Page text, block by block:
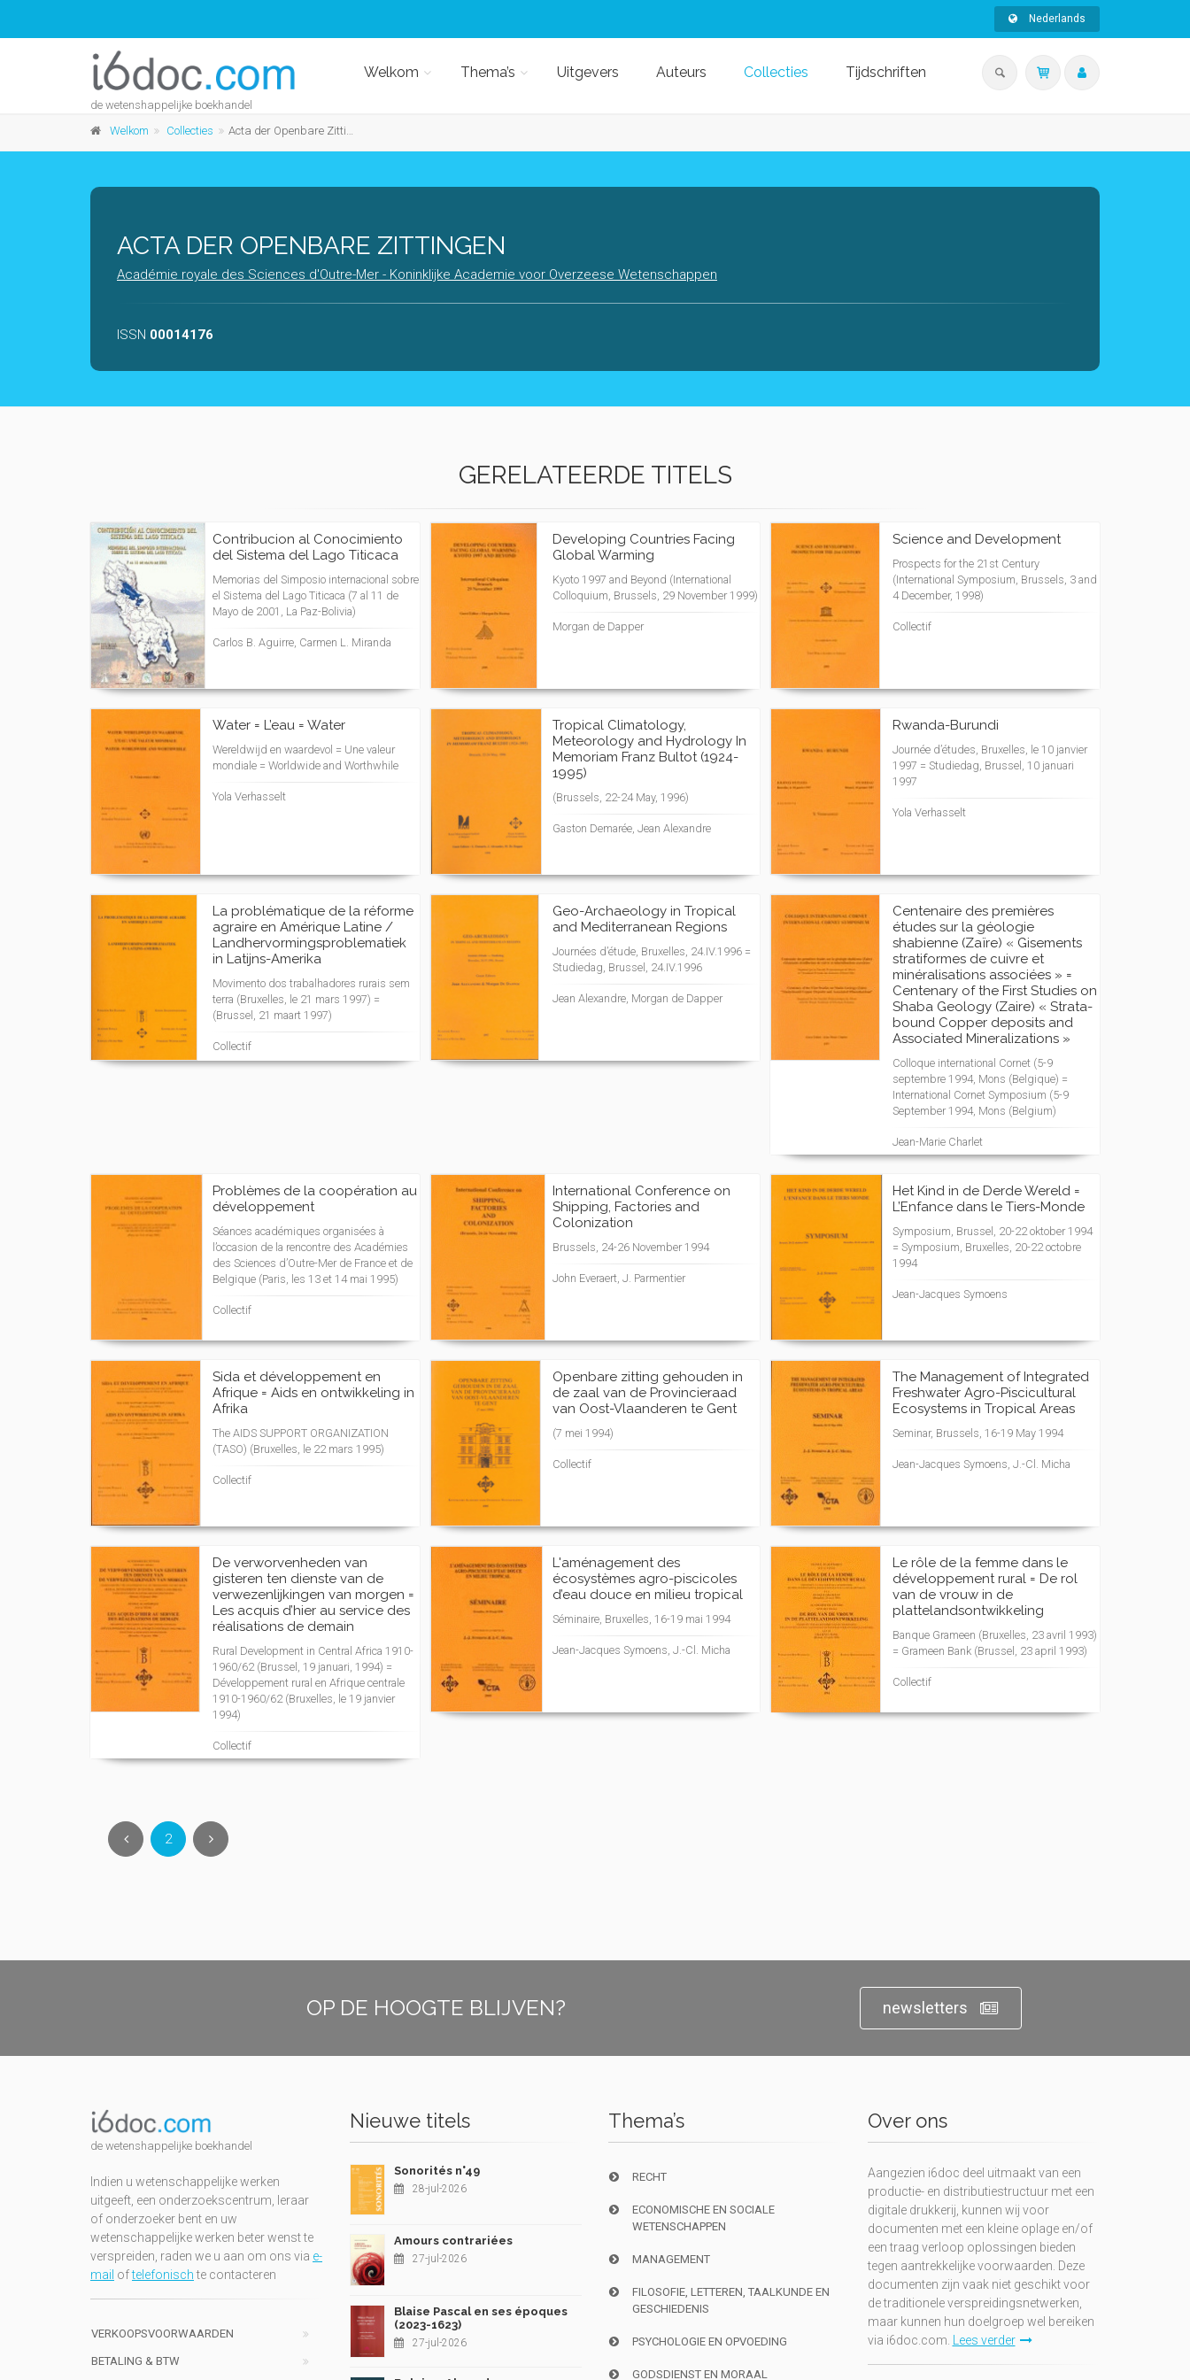
Nederlands
de wetenshappelijke boekhandel
Welkom Thema’s Uitgevers Auteurs Collecties Tijdschriften
Welkom Collecties Acta der Openbare Zittingen
ACTA DER OPENBARE ZITTINGEN
Académie royale des Sciences d'Outre-Mer - Koninklijke Academie voor Overzeese Wetenschappen
ISSN 00014176
GERELATEERDE TITELS
Contribucion al Conocimiento
del Sistema del Lago Titicaca
Memorias del Simposio internacional sobre
el Sistema del Lago Titicaca (7 al 11 de
Mayo de 2001, La Paz-Bolivia)
Carlos B. Aguirre, Carmen L. Miranda
Developing Countries Facing
Global Warming
Kyoto 1997 and Beyond (International
Colloquium, Brussels, 29 November 1999)
Morgan de Dapper
Science and Development
Prospects for the 21st Century
(International Symposium, Brussels, 3 and
4 December, 1998)
Collectif
Water = L’eau = Water
Wereldwijd en waardevol = Une valeur
mondiale = Worldwide and Worthwhile
Yola Verhasselt
Tropical Climatology,
Meteorology and Hydrology In
Memoriam Franz Bultot (1924-
1995)
(Brussels, 22-24 May, 1996)
Gaston Demarée, Jean Alexandre
Rwanda-Burundi
Journée d’études, Bruxelles, le 10 janvier
1997 = Studiedag, Brussel, 10 januari
1997
Yola Verhasselt
La problématique de la réforme
agraire en Amérique Latine /
Landhervormingsproblematiek
in Latijns-Amerika
Movimento dos trabalhadores rurais sem
terra (Bruxelles, le 21 mars 1997) =
(Brussel, 21 maart 1997)
Collectif
Geo-Archaeology in Tropical
and Mediterranean Regions
Journées d’étude, Bruxelles, 24.IV.1996 =
Studiedag, Brussel, 24.IV.1996
Jean Alexandre, Morgan de Dapper
Centenaire des premières
études sur la géologie
shabienne (Zaïre) « Gisements
stratiformes de cuivre et
minéralisations associées » =
Centenary of the First Studies on
Shaba Geology (Zaire) « Strata-
bound Copper deposits and
Associated Mineralizations »
Colloque international Cornet (5-9
septembre 1994, Mons (Belgique) =
International Cornet Symposium (5-9
September 1994, Mons (Belgium)
Jean-Marie Charlet
Problèmes de la coopération au
développement
Séances académiques organisées à
l’occasion de la rencontre des Académies
des Sciences d’Outre-Mer de France et de
Belgique (Paris, les 13 et 14 mai 1995)
Collectif
International Conference on
Shipping, Factories and
Colonization
Brussels, 24-26 November 1994
John Everaert, J. Parmentier
Het Kind in de Derde Wereld =
L’Enfance dans le Tiers-Monde
Symposium, Brussel, 20-22 oktober 1994
= Symposium, Bruxelles, 20-22 octobre
1994
Jean-Jacques Symoens
Sida et développement en
Afrique = Aids en ontwikkeling in
Afrika
The AIDS SUPPORT ORGANIZATION
(TASO) (Bruxelles, le 22 mars 1995)
Collectif
Openbare zitting gehouden in
de zaal van de Provincieraad
van Oost-Vlaanderen te Gent
(7 mei 1994)
Collectif
The Management of Integrated
Freshwater Agro-Piscicultural
Ecosystems in Tropical Areas
Seminar, Brussels, 16-19 May 1994
Jean-Jacques Symoens, J.-Cl. Micha
De verworvenheden van
gisteren ten dienste van de
verwezenlijkingen van morgen =
Les acquis d’hier au service des
réalisations de demain
Rural Development in Central Africa 1910-
1960/62 (Brussel, 19 januari, 1994) =
Développement rural en Afrique centrale
1910-1960/62 (Bruxelles, le 19 janvier
1994)
Collectif
L'aménagement des
écosystèmes agro-piscicoles
d’eau douce en milieu tropical
Séminaire, Bruxelles, 16-19 mai 1994
Jean-Jacques Symoens, J.-Cl. Micha
Le rôle de la femme dans le
développement rural = De rol
van de vrouw in de
plattelandsontwikkeling
Banque Grameen (Bruxelles, 23 avril 1993)
= Grameen Bank (Brussel, 23 april 1993)
Collectif
2
OP DE HOOGTE BLIJVEN? newsletters
de wetenshappelijke boekhandel
Indien u wetenschappelijke werken
uitgeeft, een onderzoekscentrum, leraar
of onderzoeker bent en uw
wetenschappelijke werken beter wenst te
verspreiden, raden we u aan om ons via e-
mail oftelefonischte contacteren
VERKOOPSVOORWAARDEN
BETALING & BTW
Nieuwe titels
Sonorités n°49
28-jul-2026
Amours contrariées
27-jul-2026
Blaise Pascal en ses époques
(2023-1623)
27-jul-2026
Thema’s
RECHT
ECONOMISCHE EN SOCIALE
WETENSCHAPPEN
MANAGEMENT
FILOSOFIE, LETTEREN, TAALKUNDE EN
GESCHIEDENIS
PSYCHOLOGIE EN OPVOEDING
GODSDIENST EN MORAAL
Over ons
Aangezien i6doc deel uitmaakt van een
productie- en distributiestructuur met een
digitale drukkerij, kunnen wij voor
documenten met een kleine oplage en/of
een traag verloop oplossingen bieden
tegen aantrekkelijke voorwaarden. Deze
documenten zijn vaak niet geschikt voor
de traditionele verspreidingsnetwerken,
maar kunnen hun doelgroep wel bereiken
via i6doc.com.
Lees verder